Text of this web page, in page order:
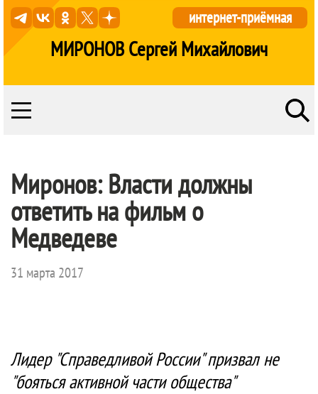
МИРОНОВ Сергей Михайлович
интернет-приёмная
Миронов: Власти должны
ответить на фильм о
Медведеве
31 марта 2017
Лидер "Справедливой России" призвал не
"бояться активной части общества"